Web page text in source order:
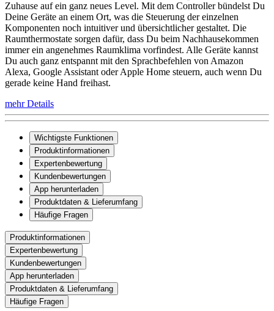
Zuhause auf ein ganz neues Level. Mit dem Controller bündelst Du
Deine Geräte an einem Ort, was die Steuerung der einzelnen
Komponenten noch intuitiver und übersichtlicher gestaltet. Die
Raumthermostate sorgen dafür, dass Du beim Nachhausekommen
immer ein angenehmes Raumklima vorfindest. Alle Geräte kannst
Du auch ganz entspannt mit den Sprachbefehlen von Amazon
Alexa, Google Assistant oder Apple Home steuern, auch wenn Du
gerade keine Hand freihast.
mehr Details
Wichtigste Funktionen
Produktinformationen
Expertenbewertung
Kundenbewertungen
App herunterladen
Produktdaten & Lieferumfang
Häufige Fragen
Produktinformationen
Expertenbewertung
Kundenbewertungen
App herunterladen
Produktdaten & Lieferumfang
Häufige Fragen